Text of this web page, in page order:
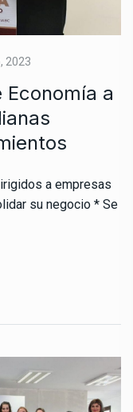
2023
a
a empresas
su negocio * Se